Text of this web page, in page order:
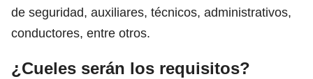
de seguridad, auxiliares, técnicos, administrativos,
conductores, entre otros.
¿Cueles serán los requisitos?